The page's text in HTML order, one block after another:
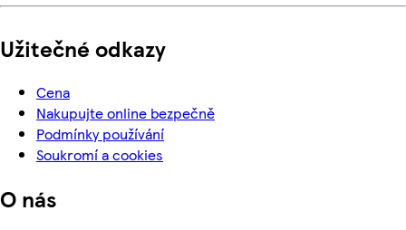
Užitečné odkazy
Cena
Nakupujte online bezpečně
Podmínky používání
Soukromí a cookies
O nás